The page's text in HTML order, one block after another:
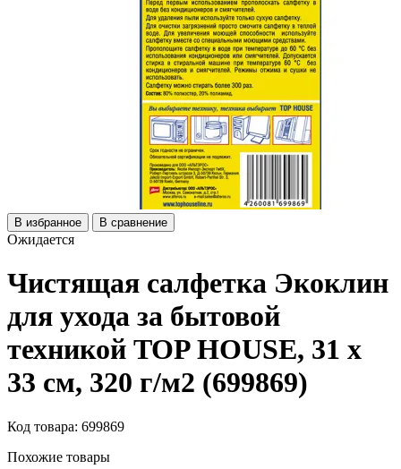
В избранное В сравнение
Ожидается
Чистящая салфетка Экоклин
для ухода за бытовой
техникой TOP HOUSE, 31 х
33 см, 320 г/м2 (699869)
Код товара: 699869
Похожие товары